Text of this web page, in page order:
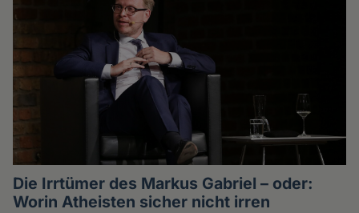
Die Irrtümer des Markus Gabriel – oder:
Worin Atheisten sicher nicht irren